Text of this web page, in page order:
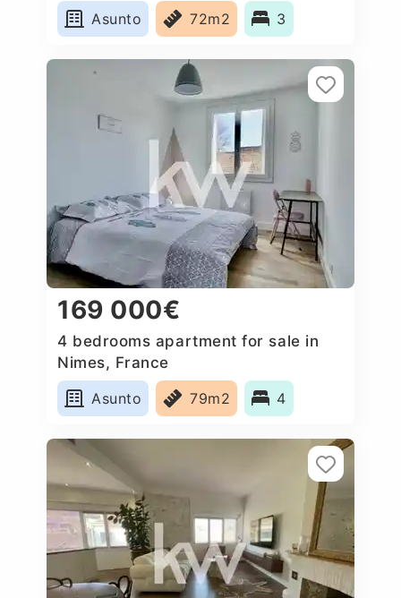
Asunto
72m2 3
169 000€
4 bedrooms apartment for sale in
Nimes, France
Asunto
79m2 4